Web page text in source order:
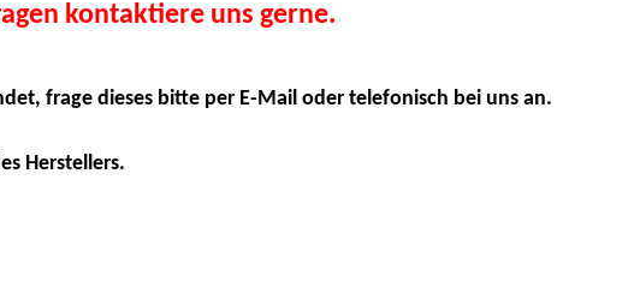
kontaktiere uns gerne.
frage dieses bitte per E-Mail oder telefonisch bei uns an.
Herstellers.